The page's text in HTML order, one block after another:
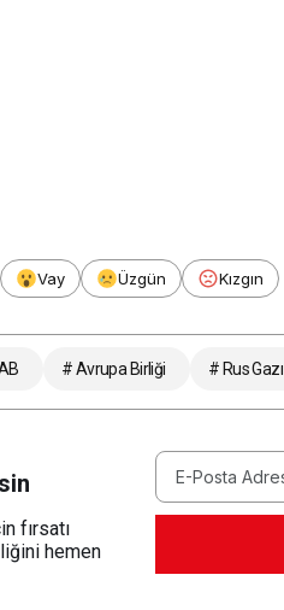
Vay Üzgün Kızgın
# Avrupa Birliği # Rus Gazı
fırsatı
hemen